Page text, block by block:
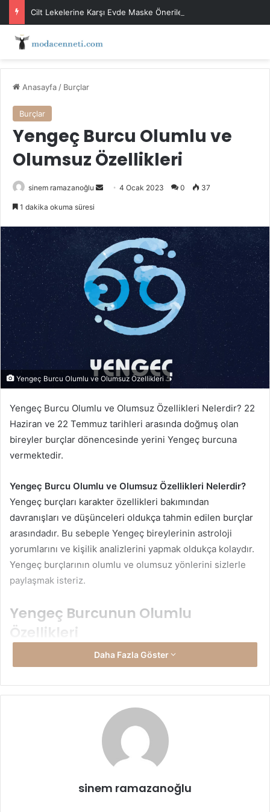
Cilt Lekelerine Karşı Evde Maske Önerileri
Anasayfa / Burçlar
Burçlar
Yengeç Burcu Olumlu ve
Olumsuz Özellikleri
sinem ramazanoğlu
Bir
göndermek
4 Ocak 2023 0 37
1 dakika okuma süresi
Yengeç Burcu Olumlu ve Olumsuz Özellikleri
Yengeç Burcu Olumlu ve Olumsuz Özellikleri Nelerdir? 22
Haziran ve 22 Temmuz tarihleri arasında doğmuş olan
bireyler burçlar dönencesinde yerini Yengeç burcuna
vermektedir.
Yengeç Burcu Olumlu ve Olumsuz Özellikleri Nelerdir?
Yengeç burçları karakter özellikleri bakımından
davranışları ve düşünceleri oldukça tahmin edilen burçlar
arasındadır. Bu sebeple Yengeç bireylerinin astroloji
yorumlarını ve kişilik analizlerini yapmak oldukça kolaydır.
Yengeç burçlarının olumlu ve olumsuz yönlerini sizlerle
paylaşmak isteriz.
Yengeç Burcunun Olumlu
Özellikleri
Yengeç burcuna mensup bireyler, duygularını oldukça belli
okunabilir yüzleri bulunmaktadır. Olumlu yönleri diğer
bireylerin olumlu yönlerini maddeler halinde ve detaylı bir
şekilde açıklayacak olursak;
Yengeç burcu bireylerin sorumluluk duyguları
oldukça gelişmiştir. Bu sebeple gerek iş hayatlarında
gerekse özel hayatlarında, işe ve ilişkilere sonsuz
Daha Fazla Göster
sinem ramazanoğlu